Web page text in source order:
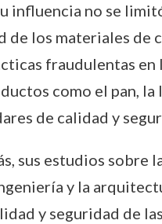
influencia no se
de los materiales de
fraudulentas
como el pan,
de calidad y
sus estudios sobre
y la
y seguridad de